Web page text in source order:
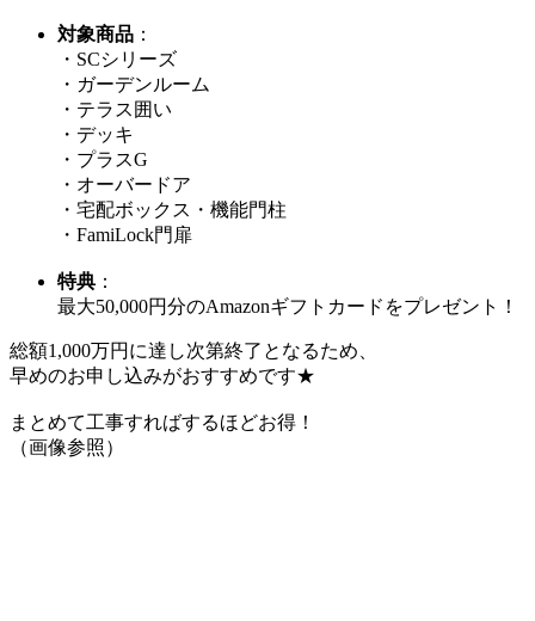
対象商品 ：
・SCシリーズ
・ガーデンルーム
・テラス囲い
・デッキ
・プラスG
・オーバードア
・宅配ボックス・機能門柱
・FamiLock門扉
特典 ：
最大50,000円分のAmazonギフトカードをプレゼント！
総額1,000万円に達し次第終了となるため、
早めのお申し込みがおすすめです★
まとめて工事すればするほどお得！
（画像参照）